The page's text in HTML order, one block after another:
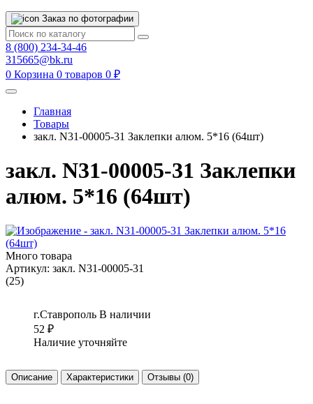
Заказ по фотографии
8 (800) 234-34-46
315665@bk.ru
0 Корзина 0 товаров 0 ₽
Главная
Товары
закл. N31-00005-31 Заклепки алюм. 5*16 (64шт)
закл. N31-00005-31 Заклепки
алюм. 5*16 (64шт)
Много товара
Артикул: закл. N31-00005-31
(25)
г.Ставрополь В наличии
52 ₽
Наличие уточняйте
Описание Характеристики Отзывы (0)